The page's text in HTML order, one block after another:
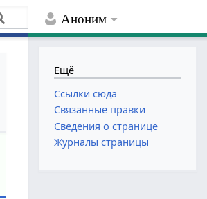
Аноним
Ещё
Ссылки сюда
Связанные правки
Сведения о странице
Журналы страницы